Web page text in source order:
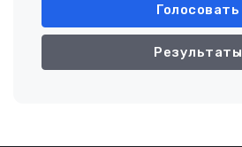
Голосовать
Результаты